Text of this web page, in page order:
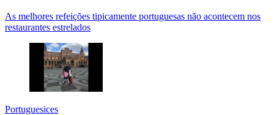
As melhores refeições tipicamente portuguesas não acontecem nos
restaurantes estrelados
Portuguesices